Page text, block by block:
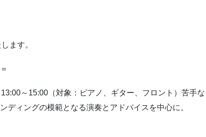
ます。
～15:00（対象：ピアノ、ギター、フロント）苦手な
ディングの模範となる演奏とアドバイスを中心に。